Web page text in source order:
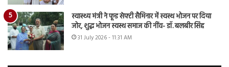
स्वास्थ्य मंत्री ने फूड सेफ्टी सैमिनार में स्वस्थ भोजन पर दिया
जोर, शुद्ध भोजन स्वस्थ समाज की नींव- डॉ. बलबीर सिंह
31 July 2026 - 11:31 AM